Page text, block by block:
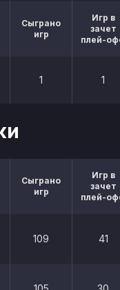
Сыграно
игр
Игр в
зачет
плей-
1 1
Сыграно
игр
Игр в
зачет
плей-
109 41